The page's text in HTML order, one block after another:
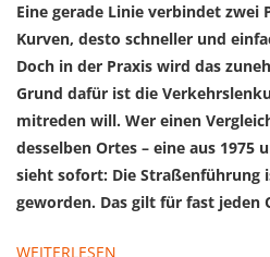
Eine gerade Linie verbindet zwei
Kurven, desto schneller und
Doch in der Praxis wird das
Grund dafür ist die
mitreden will. Wer einen
desselben Ortes – eine aus 1975
sieht sofort: Die Straßenführung
geworden. Das gilt für fast jeden
WEITERLESEN